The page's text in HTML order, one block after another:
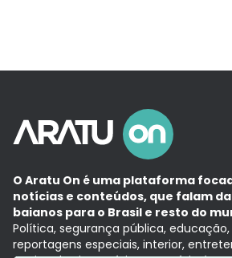
O Aratu On é uma plataforma
notícias e conteúdos, que falam da
baianos para o Brasil e resto do
Política, segurança pública,
reportagens especiais, interior,